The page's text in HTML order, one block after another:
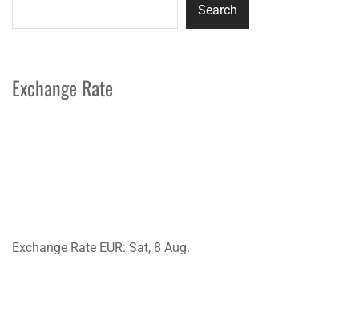
Search
Exchange Rate
Exchange Rate EUR: Sat, 8 Aug.